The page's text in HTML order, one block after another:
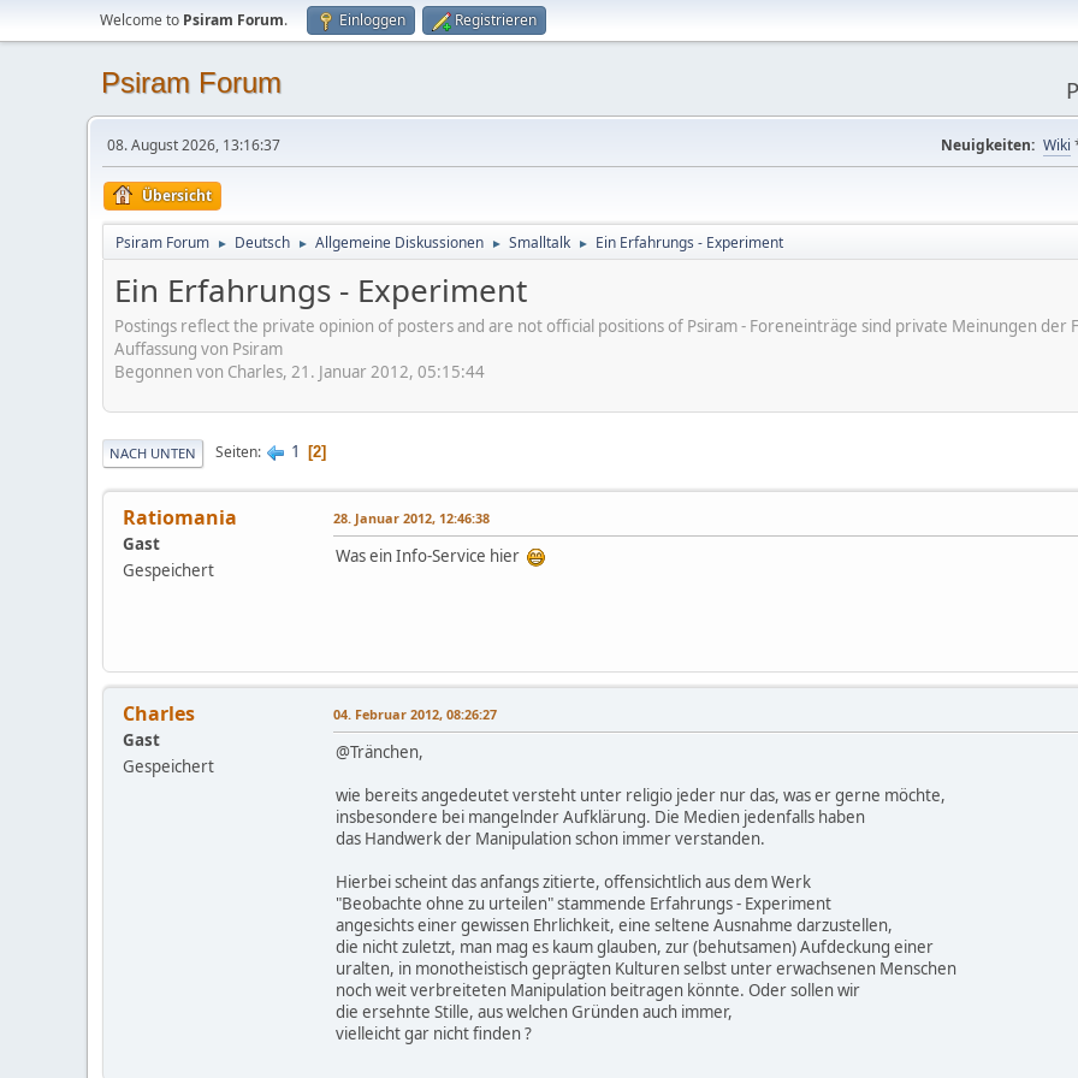
Welcome to Psiram Forum. Einloggen Registrieren
Psiram Forum
08. August 2026, 13:16:37 Neuigkeiten: Wiki
Übersicht
Psiram Forum ► Deutsch ► Allgemeine Diskussionen ► Smalltalk ► Ein Erfahrungs - Experiment
Ein Erfahrungs - Experiment
Postings reflect the private opinion of posters and are not official positions of Psiram - Foreneinträge sind private Meinungen
Auffassung von Psiram
Begonnen von Charles, 21. Januar 2012, 05:15:44
NACH UNTEN Seiten 1 2
Ratiomania
Gast
Gespeichert
28. Januar 2012, 12:46:38
Was ein Info-Service hier
Charles
Gast
Gespeichert
04. Februar 2012, 08:26:27
@Tränchen,
wie bereits angedeutet versteht unter religio jeder nur das, was er gerne möchte,
insbesondere bei mangelnder Aufklärung. Die Medien jedenfalls haben
das Handwerk der Manipulation schon immer verstanden.
Hierbei scheint das anfangs zitierte, offensichtlich aus dem Werk
"Beobachte ohne zu urteilen" stammende Erfahrungs - Experiment
angesichts einer gewissen Ehrlichkeit, eine seltene Ausnahme darzustellen,
die nicht zuletzt, man mag es kaum glauben, zur (behutsamen) Aufdeckung einer
uralten, in monotheistisch geprägten Kulturen selbst unter erwachsenen Menschen
noch weit verbreiteten Manipulation beitragen könnte. Oder sollen wir
die ersehnte Stille, aus welchen Gründen auch immer,
vielleicht gar nicht finden ?